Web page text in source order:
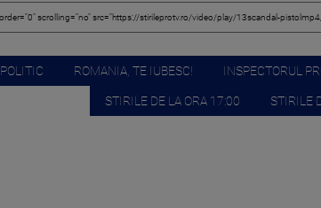
POLITIC ROMANIA, TE IUBESC! INSPECTORUL
STIRILE DE LA ORA 17:00 STIRILE